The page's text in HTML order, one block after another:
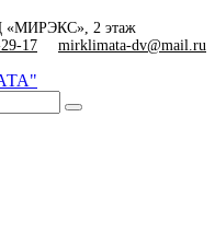
«МИРЭКС», 2 этаж
17 mirklimata-dv@mail.ru